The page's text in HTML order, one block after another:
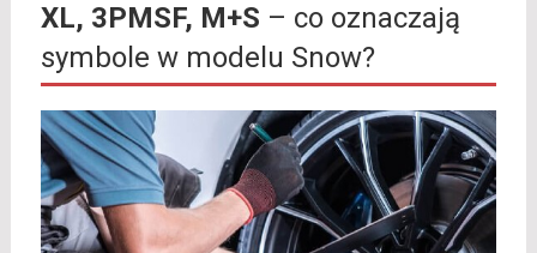
XL, 3PMSF, M+S – co oznaczają
symbole w modelu Snow?